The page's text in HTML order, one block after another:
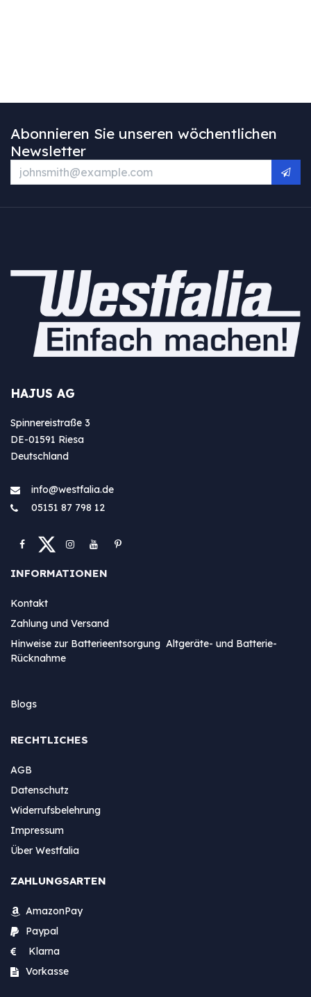
Abonnieren Sie unseren wöchentlichen
Newsletter
HAJUS AG
Spinnereistraße 3
DE-01591 Riesa
Deutschland
info@westfa​lia.de
05151 87 798 12
INFORMATIONEN
Kontakt
Zahlung und Versand
Hinweise zur Batterieentsorgung Altgeräte- und Batterie-
Rücknahme
Blogs
RECHTLICHES
AGB
Datenschutz
Widerrufsbelehrung
Impressum
Über Westfalia
ZAHLUNGSARTEN
AmazonPay
Paypal
Klarna
Vorkasse